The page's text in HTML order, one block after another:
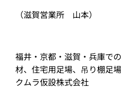
（滋賀営業所 山本）
福井・京都・滋賀・兵庫で
材、住宅用足場、吊り棚足
クムラ仮設株式会社